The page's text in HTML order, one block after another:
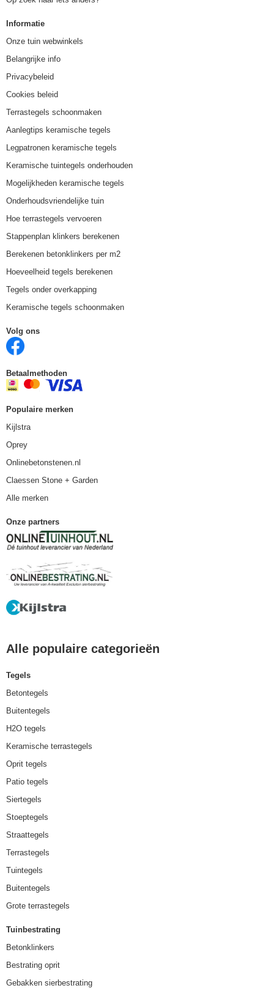
Informatie
Onze tuin webwinkels
Belangrijke info
Privacybeleid
Cookies beleid
Terrastegels schoonmaken
Aanlegtips keramische tegels
Legpatronen keramische tegels
Keramische tuintegels onderhouden
Mogelijkheden keramische tegels
Onderhoudsvriendelijke tuin
Hoe terrastegels vervoeren
Stappenplan klinkers berekenen
Berekenen betonklinkers per m2
Hoeveelheid tegels berekenen
Tegels onder overkapping
Keramische tegels schoonmaken
Volg ons
Betaalmethoden
Populaire merken
Kijlstra
Oprey
Onlinebetonstenen.nl
Claessen Stone + Garden
Alle merken
Onze partners
Alle populaire categorieën
Tegels
Betontegels
Buitentegels
H2O tegels
Keramische terrastegels
Oprit tegels
Patio tegels
Siertegels
Stoeptegels
Straattegels
Terrastegels
Tuintegels
Buitentegels
Grote terrastegels
Tuinbestrating
Betonklinkers
Bestrating oprit
Gebakken sierbestrating